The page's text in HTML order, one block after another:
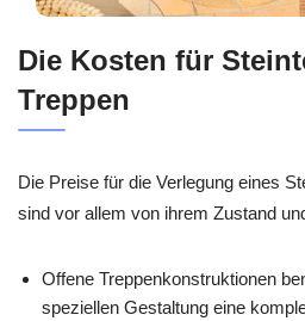
Die Kosten für
Treppen
Die Preise für die Verlegung eines
sind vor allem von ihrem Zustand
Offene Treppenkonstruktionen
speziellen Gestaltung eine